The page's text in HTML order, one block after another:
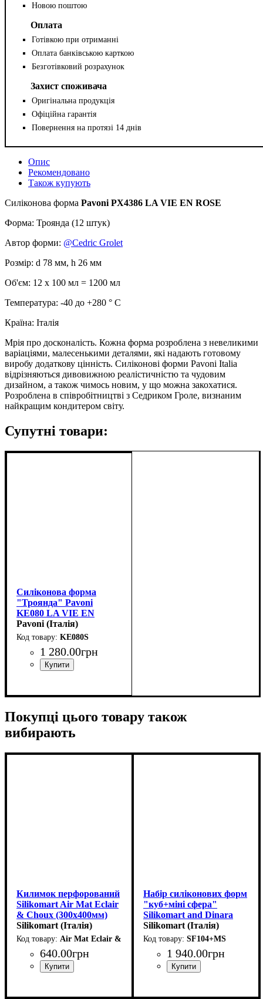
Новою поштою
Оплата
Готівкою при отриманні
Оплата банківською карткою
Безготівковий розрахунок
Захист споживача
Оригінальна продукція
Офіційна гарантія
Повернення на протязі 14 днів
Опис
Рекомендовано
Також купують
Силіконова форма Pavoni PX4386 LA VIE EN ROSE
Форма: Троянда (12 штук)
Автор форми: @Cedric Grolet
Розмір: d 78 мм, h 26 мм
Об'єм: 12 x 100 мл = 1200 мл
Температура: -40 до +280 ° С
Країна: Італія
Мрія про досконалість. Кожна форма розроблена з невеликими
варіаціями, малесенькими деталями, які надають готовому
виробу додаткову цінність. Силіконові форми Pavoni Italia
відрізняються дивовижною реалістичністю та чудовим
дизайном, а також чимось новим, у що можна закохатися.
Розроблена в співробітництві з Седриком Гроле, визнаним
найкращим кондитером світу.
Супутні товари:
Силіконова форма
"Троянда" Pavoni
KE080 LA VIE EN
ROSE
(d180мм,h45мм,960мл)
Pavoni (Італія)
KE080S
1 280.00грн
Покупці цього товару також
вибирають
Килимок перфорований
Silikomart Air Mat Eclair
& Choux (300x400мм)
Silikomart (Італія)
Air Mat Eclair & Choux
640.00грн
Набір силіконових форм
"куб+міні сфера"
Silikomart and Dinara
Kasko
(60x60мм,h60мм,150мл)
Silikomart (Італія)
SF104+MS
1 940.00грн